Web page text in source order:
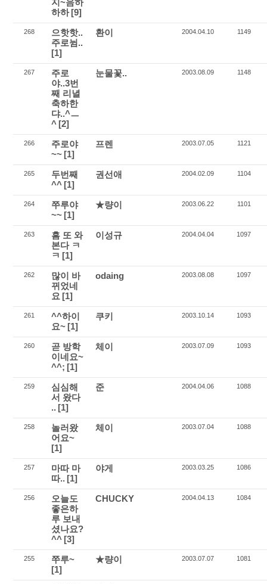
지~음하
하하[9]
268
으핫핫..
주로뉨..
[1]
환이 2004.04.10 1149
267
주로
야..3번
째 리녈
축하한
댜..^ㅡ
^ [2]
눈물꽃.. 2003.08.09 1148
266
주로야
~~ [1]
프렌 2003.07.05 1121
265
두번째
^^ [1]
권선애 2004.02.09 1104
264
쭈루야
~~ [1]
★량이 2003.06.22 1101
263
흠 또 와
본다 ㅋ
ㅋ [1]
이성규 2004.04.04 1097
262
많이 바
뀌었네
요 [1]
odaing 2003.08.08 1097
261
^^하이
요~ [1]
쿠키 2003.10.14 1093
260
곧 방학
이네요~
^^; [1]
체이 2003.07.09 1093
259
심심해
서 왔다
.. [1]
준 2004.04.06 1088
258
놀러왔
어요~
[1]
체이 2003.07.04 1088
257
마따 마
따.. [1]
야게 2003.03.25 1086
256
오늘도
좋은하
루 보내
셨나요?
^^ [3]
CHUCKY 2004.04.13 1084
255
쭈루~
[1]
★량이 2003.07.07 1081